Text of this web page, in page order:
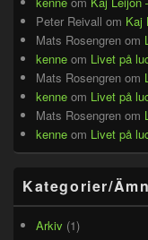
Peter Reivall om Kaj
Mats Rosengren om
kenne om Livet på
Mats Rosengren om
kenne om Livet på
Mats Rosengren om
kenne om Livet på
Kategorier/
Arkiv (1)